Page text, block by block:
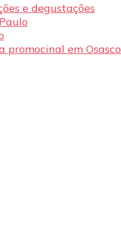
e degustações
promocinal em Osasco